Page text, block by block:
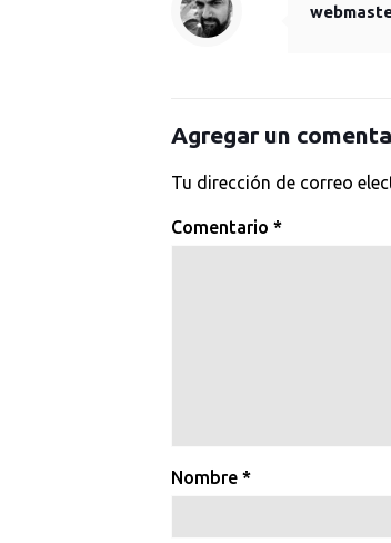
Agregar un
Tu dirección de correo
Comentario *
Nombre *